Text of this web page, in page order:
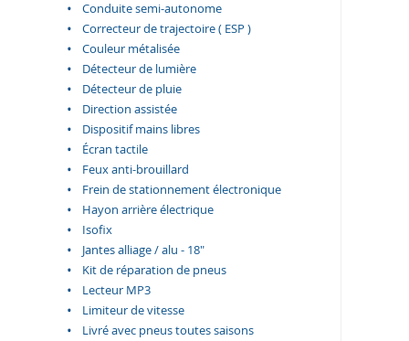
Conduite semi-autonome
Correcteur de trajectoire ( ESP )
Couleur métalisée
Détecteur de lumière
Détecteur de pluie
Direction assistée
Dispositif mains libres
Écran tactile
Feux anti-brouillard
Frein de stationnement électronique
Hayon arrière électrique
Isofix
Jantes alliage / alu - 18"
Kit de réparation de pneus
Lecteur MP3
Limiteur de vitesse
Livré avec pneus toutes saisons